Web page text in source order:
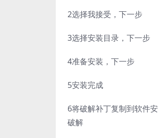
2选择我接受，下一步
3选择安装目录，下一步
4准备安装，下一步
5安装完成
6将破解补丁复制到软件
破解